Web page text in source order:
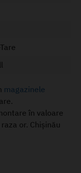
magazinele
în valoare
or. Chișinău